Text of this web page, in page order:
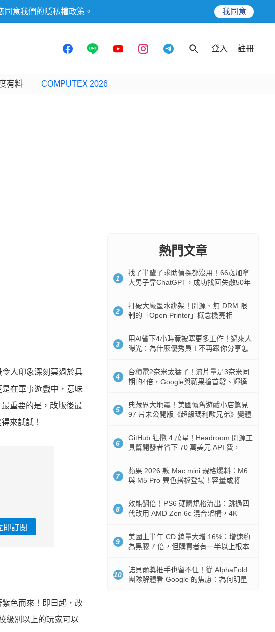
同意我們的 隱私權政策 。 我同意
登入 註冊
有料 COMPUTEX 2026
人印象深刻莫過於具
在軍事遊戲中，意味
重要的是，改版後最
來試試！
即訂閱
色而來！即日起，改
級別以上的玩家可以
熱門文章
1
找了半輩子求助偵探都沒用！66歲加拿
大男子靠ChatGPT，成功找回失散50年
2
打破大廠墨水綁架！開源、無 DRM 限
制的「Open Printer」概念機亮相
3
用AI省下4小時竟被塞更多工作！過來人
曝光：為什麼優秀員工不再跟你分享怎
4
台積電2奈米太猛了！流片量是3奈米同
期的4倍，Google與蘋果搶首發、輝達
5
典藏界大地震！美國懷舊遊戲小店驚見
97 片未公開版《超級瑪利歐兄弟》變體
6
GitHub 狂攬 4 萬星！Headroom 開源工
具幫開發者省下 70 萬美元 API 費，
7
蘋果 2026 款 Mac mini 規格爆料：M6
與 M5 Pro 異色搭檔登場！容量或將
8
效能翻倍！PS6 硬體規格流出：跳過四
代改用 AMD Zen 6c 混合架構，4K
9
美國上半年 CD 銷量大增 16%：增速約
為黑膠 7 倍，但購買者有一半以上根本
10
諾貝爾獎推手也留不住！從 AlphaFold
團隊解體看 Google 的焦慮：為何明星